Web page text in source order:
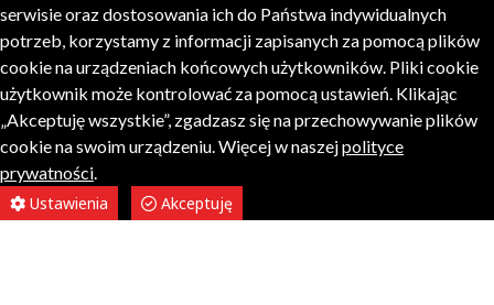
serwisie oraz dostosowania ich do Państwa indywidualnych
potrzeb, korzystamy z informacji zapisanych za pomocą plików
cookie na urządzeniach końcowych użytkowników. Pliki cookie
użytkownik może kontrolować za pomocą ustawień. Klikając
„Akceptuję wszystkie”, zgadzasz się na przechowywanie plików
cookie na swoim urządzeniu. Więcej w naszejpolityce
prywatności.
Ustawienia
Akceptuję